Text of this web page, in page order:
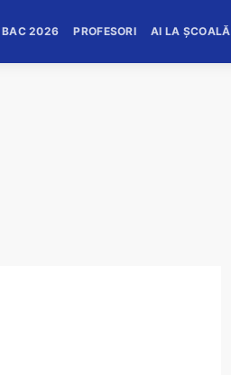
BAC 2026 PROFESORI AI LA ȘCOALĂ